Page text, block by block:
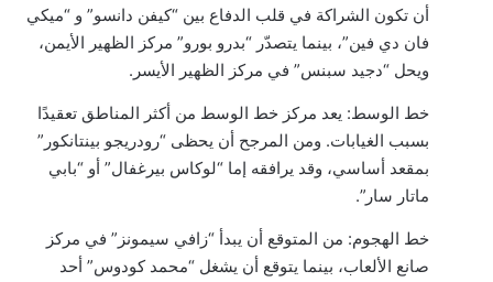
أن تكون الشراكة في قلب الدفاع بين “كيفن دانسو” و “ميكي
فان دي فين”، بينما يتصدّر “بدرو بورو” مركز الظهير الأيمن،
ويحل “دجيد سبنس” في مركز الظهير الأيسر.
خط الوسط: يعد مركز خط الوسط من أكثر المناطق تعقيدًا
بسبب الغيابات. ومن المرجح أن يحظى “رودريجو بينتانكور”
بمقعد أساسي، وقد يرافقه إما “لوكاس بيرغفال” أو “بابي
ماتار سار”.
خط الهجوم: من المتوقع أن يبدأ “زافي سيمونز” في مركز
صانع الألعاب، بينما يتوقع أن يشغل “محمد كودوس” أحد